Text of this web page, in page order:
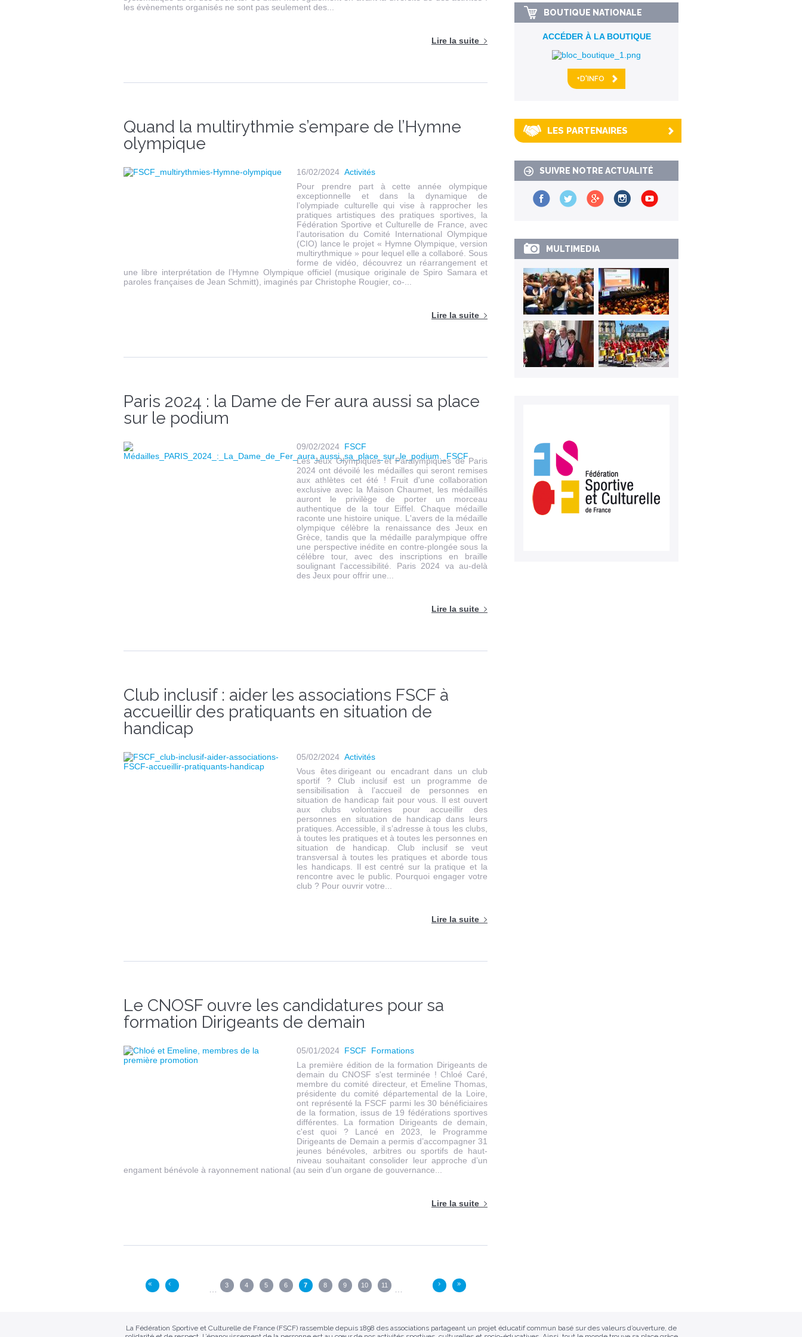
les évènements organisés ne sont pas seulement des...
Lire la suite
Quand la multirythmie s’empare de l’Hymne
olympique
16/02/2024 Activités
Pour prendre part à cette année olympique
exceptionnelle et dans la dynamique de
l’olympiade culturelle qui vise à rapprocher les
pratiques artistiques des pratiques sportives, la
Fédération Sportive et Culturelle de France, avec
l’autorisation du Comité International Olympique
(CIO) lance le projet « Hymne Olympique, version
multirythmique » pour lequel elle a collaboré. Sous
forme de vidéo, découvrez un réarrangement et
une libre interprétation de l’Hymne Olympique officiel (musique originale de Spiro Samara et
paroles françaises de Jean Schmitt), imaginés par Christophe Rougier, co-...
Lire la suite
Paris 2024 : la Dame de Fer aura aussi sa place
sur le podium
09/02/2024 FSCF
Les Jeux Olympiques et Paralympiques de Paris
2024 ont dévoilé les médailles qui seront remises
aux athlètes cet été ! Fruit d'une collaboration
exclusive avec la Maison Chaumet, les médaillés
auront le privilège de porter un morceau
authentique de la tour Eiffel. Chaque médaille
raconte une histoire unique. L'avers de la médaille
olympique célèbre la renaissance des Jeux en
Grèce, tandis que la médaille paralympique offre
une perspective inédite en contre-plongée sous la
célébre tour, avec des inscriptions en braille
soulignant l'accessibilité. Paris 2024 va au-delà
des Jeux pour offrir une...
Lire la suite
Club inclusif : aider les associations FSCF à
accueillir des pratiquants en situation de
handicap
05/02/2024 Activités
Vous êtes dirigeant ou encadrant dans un club
sportif ? Club inclusif est un programme de
sensibilisation à l’accueil de personnes en
situation de handicap fait pour vous. Il est ouvert
aux clubs volontaires pour accueillir des
personnes en situation de handicap dans leurs
pratiques. Accessible, il s’adresse à tous les clubs,
à toutes les pratiques et à toutes les personnes en
situation de handicap. Club inclusif se veut
transversal à toutes les pratiques et aborde tous
les handicaps. Il est centré sur la pratique et la
rencontre avec le public. Pourquoi engager votre
club ? Pour ouvrir votre...
Lire la suite
Le CNOSF ouvre les candidatures pour sa
formation Dirigeants de demain
05/01/2024 FSCF
Formations
La première édition de la formation Dirigeants de
demain du CNOSF s'est terminée ! Chloé Caré,
membre du comité directeur, et Emeline Thomas,
présidente du comité départemental de la Loire,
ont représenté la FSCF parmi les 30 bénéficiaires
de la formation, issus de 19 fédérations sportives
différentes. La formation Dirigeants de demain,
c'est quoi ? Lancé en 2023, le Programme
Dirigeants de Demain a permis d’accompagner 31
jeunes bénévoles, arbitres ou sportifs de haut-
niveau souhaitant consolider leur approche d’un
engament bénévole à rayonnement national (au sein d’un organe de gouvernance...
Lire la suite
« ‹ 3 4 5 6 7 8 9 10 11 › »
BOUTIQUE NATIONALE
ACCÉDER À LA BOUTIQUE
+D'INFO
LES PARTENAIRES
SUIVRE NOTRE ACTUALITÉ
MULTIMEDIA
La Fédération Sportive et Culturelle de France (FSCF) rassemble depuis 1898 des associations partageant un projet éducatif commun basé sur des valeurs d’ouverture, de